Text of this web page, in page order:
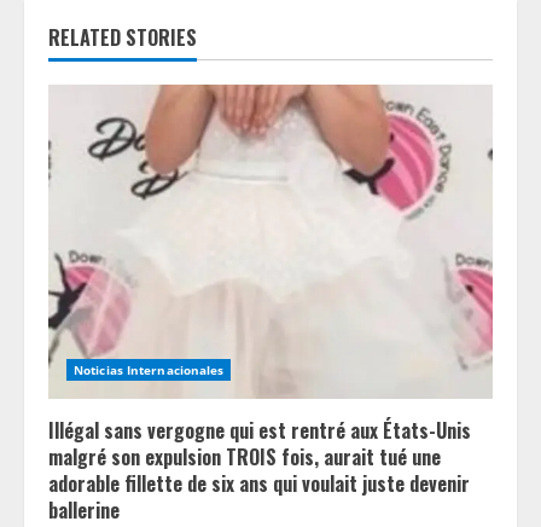
e
R
e
a
d
i
n
g
RELATED STORIES
Noticias Internacionales
Illégal sans vergogne qui est rentré aux États-Unis
malgré son expulsion TROIS fois, aurait tué une
adorable fillette de six ans qui voulait juste devenir
ballerine